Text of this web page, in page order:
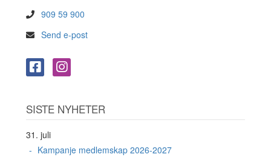
909 59 900
Send e-post
SISTE NYHETER
31. juli
Kampanje medlemskap 2026-2027